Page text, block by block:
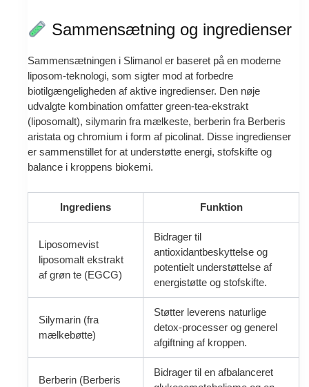
Sammensætning og ingredienser
Sammensætningen i Slimanol er baseret på en moderne
liposom-teknologi, som sigter mod at forbedre
biotilgængeligheden af aktive ingredienser. Den nøje
udvalgte kombination omfatter green-tea-ekstrakt
(liposomalt), silymarin fra mælkeste, berberin fra Berberis
aristata og chromium i form af picolinat. Disse ingredienser
er sammenstillet for at understøtte energi, stofskifte og
balance i kroppens biokemi.
Ingrediens Funktion
Liposomevist
liposomalt ekstrakt
af grøn te (EGCG)
Bidrager til
antioxidantbeskyttelse og
potentielt understøttelse af
energistøtte og stofskifte.
Silymarin (fra
mælkebøtte)
Støtter leverens naturlige
detox-processer og generel
afgiftning af kroppen.
Berberin (Berberis
Bidrager til en afbalanceret